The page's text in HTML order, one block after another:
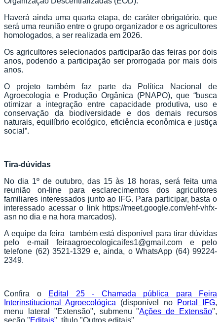
Haverá ainda uma quarta etapa, de caráter obrigatório, que
será uma reunião entre o grupo organizador e os agricultores
homologados, a ser realizada em 2026.
Os agricultores selecionados participarão das feiras por dois
anos, podendo a participação ser prorrogada por mais dois
anos.
O projeto também faz parte da Política Nacional de
Agroecologia e Produção Orgânica (PNAPO), que “busca
otimizar a integração entre capacidade produtiva, uso e
conservação da biodiversidade e dos demais recursos
naturais, equilíbrio ecológico, eficiência econômica e justiça
social”.
Tira-dúvidas
No dia 1º de outubro, das 15 às 18 horas, será feita uma
reunião on-line para esclarecimentos dos agricultores
familiares interessados junto ao IFG. Para participar, basta o
interessado acessar o link https://meet.google.com/ehf-vhfx-
asn no dia e na hora marcados).
A equipe da feira também está disponível para tirar dúvidas
pelo e-mail feiraagroecologicaifes1@gmail.com e pelo
telefone (62) 3521-1329 e, ainda, o WhatsApp (64) 99224-
2349.
Confira o
Edital 25 - Chamada pública para Feira
Interinstitucional Agroecológica (disponível no Portal IFG,
menu lateral "Extensão", submenu "Ações de Extensão",